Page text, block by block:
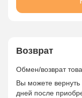
Возврат
Обмен/возврат
Вы можете вернуть
дней после